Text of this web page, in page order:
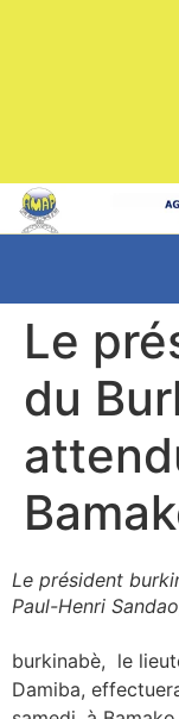
Le
du
Le président
Paul-Henri
burkinabè, le
Damiba,